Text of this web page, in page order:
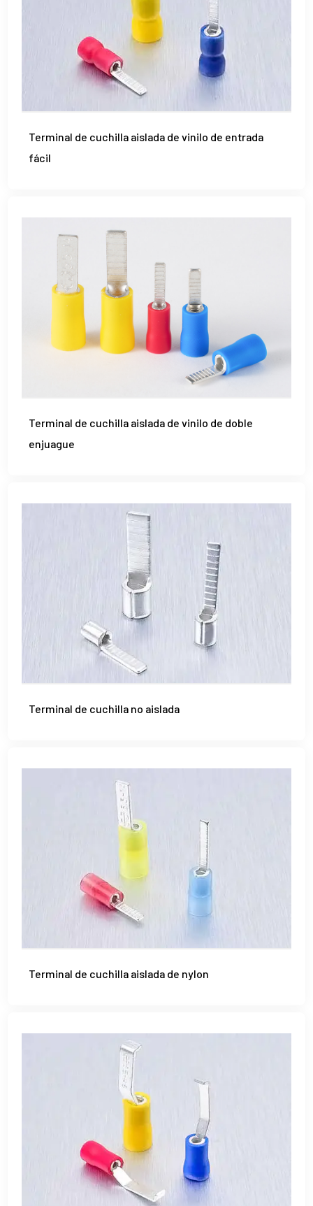
Terminal de cuchilla aislada de vinilo de entrada
fácil
Terminal de cuchilla aislada de vinilo de doble
enjuague
Terminal de cuchilla no aislada
Terminal de cuchilla aislada de nylon